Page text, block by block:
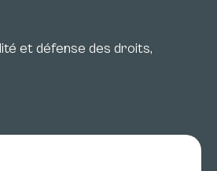
et défense des droits,